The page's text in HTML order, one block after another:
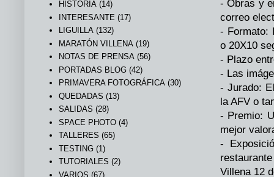
- Obras y
correo
- Formato:
o 20X10
- Plazo
- Las
- Jurado:
la AFV o
- Premio:
mejor
-
Villena 12
HISTORIA (14)
INTERESANTE (17)
LIGUILLA (132)
MARATÓN VILLENA (19)
NOTAS DE PRENSA (56)
PORTADAS BLOG (42)
PRIMAVERA FOTOGRÁFICA (30)
QUEDADAS (13)
SALIDAS (28)
SPACE PHOTO (4)
TALLERES (65)
TESTING (1)
TUTORIALES (2)
VARIOS (67)